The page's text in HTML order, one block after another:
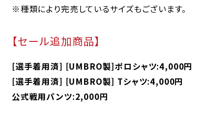
※種類により完売しているサイズもございます。
【セール追加商品】
[選手着用済] [UMBRO製]ポロシャツ:4,000円
[選手着用済] [UMBRO製] Tシャツ:4,000円
公式戦用パンツ:2,000円